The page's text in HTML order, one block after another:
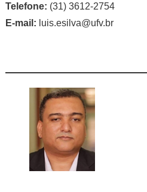
Telefone: (31) 3612-2754
E-mail: luis.esilva@ufv.br